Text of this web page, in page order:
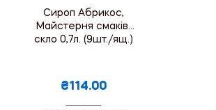
Сироп Абрикос,
Майстерня смаків,
скло 0,7л. (9шт./ящ.)
₴114.00